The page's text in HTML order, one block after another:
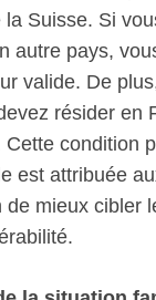
Suisse. Si
autre pays,
valide. De
résider en
Cette condition
est attribuée
de mieux cibler